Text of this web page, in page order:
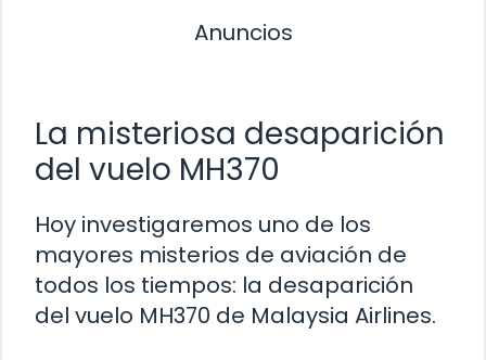
Anuncios
La misteriosa desaparición
del vuelo MH370
Hoy investigaremos uno de los
mayores misterios de aviación de
todos los tiempos: la desaparición
del vuelo MH370 de Malaysia Airlines.